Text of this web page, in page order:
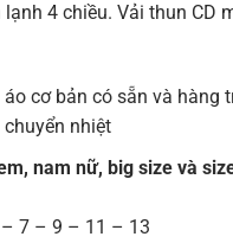
4 chiều. Vải thun CD
cơ bản có sẵn và hàng
nhiệt
nam nữ, big size và
7 – 9 – 11 – 13